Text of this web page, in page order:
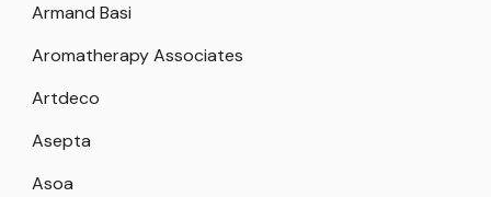
Armand Basi
Aromatherapy Associates
Artdeco
Asepta
Asoa